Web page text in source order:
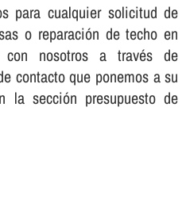
para cualquier solicitud de
o reparación de techo en
con nosotros a través de
contacto que ponemos a su
la sección presupuesto de